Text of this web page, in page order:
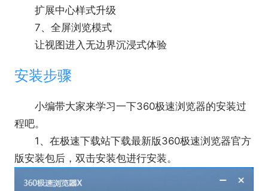
扩展中心样式升级
7、全屏浏览模式
让视图进入无边界沉浸式体验
安装步骤
小编带大家来学习一下360极速浏览器的安装过
程吧。
1、在极速下载站下载最新版360极速浏览器官方
版安装包后，双击安装包进行安装。